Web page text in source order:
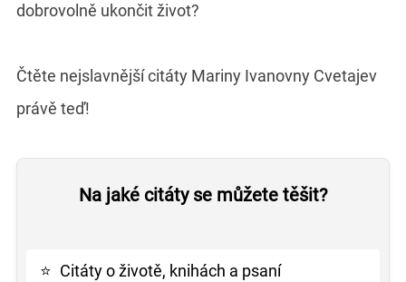
dobrovolně ukončit život?
Čtěte nejslavnější citáty Mariny Ivanovny Cvetajev
právě teď!
Na jaké citáty se můžete těšit?
⭐ Citáty o životě, knihách a psaní